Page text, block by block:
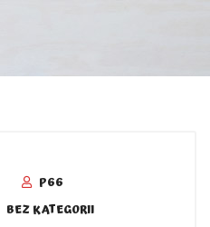
P66
BEZ KATEGORII